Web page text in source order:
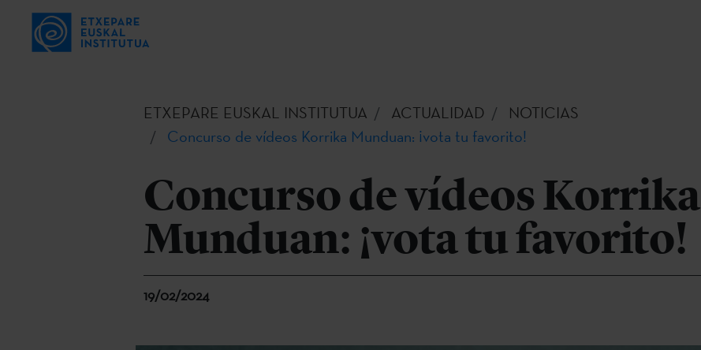
ETXEPARE EUSKAL INSTITUTUA ACTUALIDAD
NOTICIAS
Concurso de vídeos Korrika Munduan: ¡vota tu favorito!
Concurso de vídeos Korrika
Munduan: ¡vota tu favorito!
19/02/2024